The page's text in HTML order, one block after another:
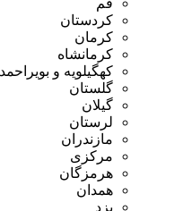
کردستان
کرمان
کرمانشاه
کهگیلویه و بویراحمد
گلستان
گیلان
لرستان
مازندران
مرکزی
هرمزگان
همدان
یزد